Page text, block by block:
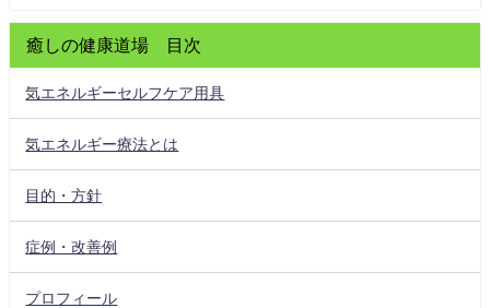
癒しの健康道場 目次
気エネルギーセルフケア用具
気エネルギー療法とは
目的・方針
症例・改善例
プロフィール